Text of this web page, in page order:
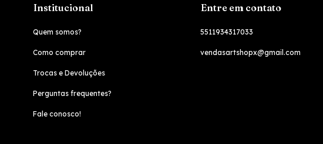
Institucional
Quem somos?
Como comprar
Trocas e Devoluções
Perguntas frequentes?
Fale conosco!
Entre em contato
5511934317033
vendasartshopx@gmail.com